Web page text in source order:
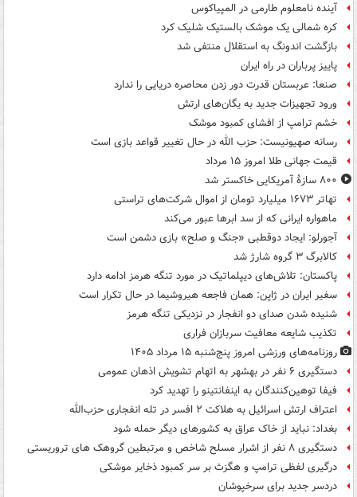
آینده نامعلوم طارمی در المپیاکوس
کره شمالی یک موشک بالستیک شلیک کرد
بازگشت اندونگ به استقلال منتفی شد
پاییز پرباران در راه ایران
صنعا: عربستان قدرت دور زدن محاصره دریایی را ندارد
ورود تجهیزات جدید به یگان‌های ارتش
خشم ترامپ از افشای کمبود موشک
رسانه صهیونیست: حزب الله در حال تغییر قواعد بازی است
قیمت جهانی طلا امروز ۱۵ مرداد
۸۰۰ سازۀ آمریکایی خاکستر شد
تهاتر ۱۶۷۳ میلیارد تومان از اموال شرکت‌های تراستی
ماهواره ایرانی که از سد ابرها عبور می‌کند
آجورلو: ایجاد دوقطبی «جنگ و صلح‌» بازی دشمن است
کالابرگ ۳ گروه شارژ شد
پاکستان: تلاش‌های دیپلماتیک در مورد تنگه هرمز ادامه دارد
سفیر ایران در ژاپن: همان فاجعه هیروشیما در حال تکرار است
شنیده شدن صدای دو انفجار در نزدیکی تنگه هرمز
تکذیب شایعه معافیت سربازان فراری
روزنامه‌های ورزشی امروز پنج‌شنبه ۱۵ مرداد ۱۴۰۵
دستگیری ۶ نفر در بهشهر به اتهام تشویش اذهان عمومی
فیفا توهین‌کنندگان به اینفانتینو را تهدید کرد
اعتراف ارتش اسرائیل به هلاکت ۲ افسر در تله انفجاری حزب‌الله
بغداد: نباید از خاک عراق به کشورهای دیگر حمله شود
دستگیری ۸ نفر از اشرار مسلح شاخص و مرتبطین گروهک های تروریستی
درگیری لفظی ترامپ و هگزث بر سر کمبود ذخایر موشکی
دردسر جدید برای سرخپوشان